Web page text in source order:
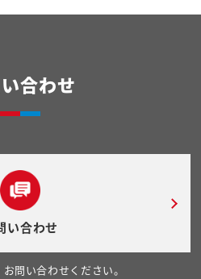
合わせ
い合わせ
問い合わせください。